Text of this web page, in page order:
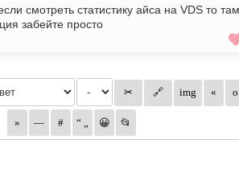
смотреть статистику айса на VDS то там
забейте просто